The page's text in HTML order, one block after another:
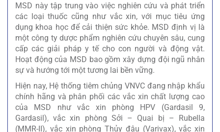
MSD này tập trung vào việc nghiên cứu và phát triển
các loại thuốc cũng như vắc xin, với mục tiêu ứng
dụng khoa học để cải thiện sức khỏe. MSD định vị là
một công ty dược phẩm nghiên cứu chuyên sâu, cung
cấp các giải pháp y tế cho con người và động vật.
Hoạt động của MSD bao gồm xây dựng đội ngũ nhân
sự và hướng tới một tương lai bền vững.
Hiện nay, Hệ thống tiêm chủng VNVC đang nhập khẩu
chính hãng và phân phối các vắc xin chất lượng cao
của MSD như vắc xin phòng HPV (Gardasil 9,
Gardasil), vắc xin phòng Sởi – Quai bị – Rubella
(MMR-II), vắc xin phòng Thủy đậu (Varivax), vắc xin